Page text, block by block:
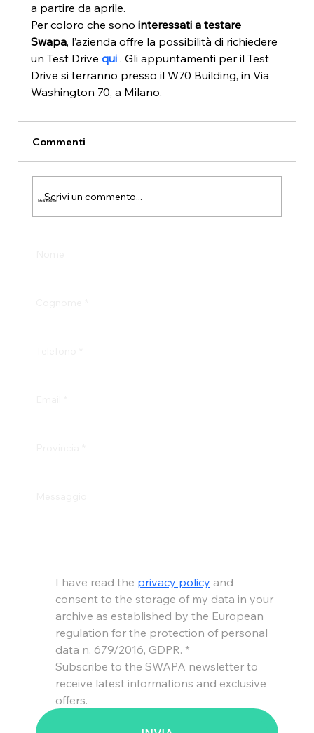
a partire da aprile.
Per coloro che sono interessati a testare
Swapa, l’azienda offre la possibilità di richiedere
un Test Drive qui . Gli appuntamenti per il Test
Drive si terranno presso il W70 Building, in Via
Washington 70, a Milano.
Commenti
Scrivi un commento...
I have read the privacy policy and
consent to the storage of my data in your
archive as established by the European
regulation for the protection of personal
data n. 679/2016, GDPR. *
Subscribe to the SWAPA newsletter to
receive latest informations and exclusive
offers.
Info & Test Drive